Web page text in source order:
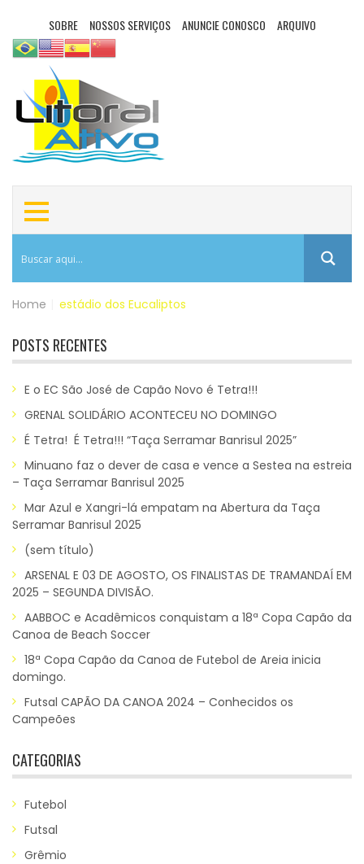
SOBRE NOSSOS SERVIÇOS ANUNCIE CONOSCO ARQUIVO
Home estádio dos Eucaliptos
POSTS RECENTES
E o EC São José de Capão Novo é Tetra!!!
GRENAL SOLIDÁRIO ACONTECEU NO DOMINGO
É Tetra! É Tetra!!! “Taça Serramar Banrisul 2025”
Minuano faz o dever de casa e vence a Sestea na estreia
– Taça Serramar Banrisul 2025
Mar Azul e Xangri-lá empatam na Abertura da Taça
Serramar Banrisul 2025
(sem título)
ARSENAL E 03 DE AGOSTO, OS FINALISTAS DE TRAMANDAÍ EM
2025 – SEGUNDA DIVISÃO.
AABBOC e Acadêmicos conquistam a 18ª Copa Capão da
Canoa de Beach Soccer
18ª Copa Capão da Canoa de Futebol de Areia inicia
domingo.
Futsal CAPÃO DA CANOA 2024 – Conhecidos os
Campeões
CATEGORIAS
Futebol
Futsal
Grêmio